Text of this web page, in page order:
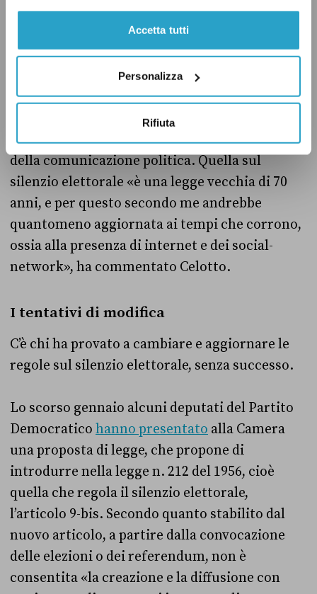
Accetta tutti
Personalizza
Rifiuta
durante il silenzio elettorale, esortando gli
elettori a tracciare «una croce sul simbolo del
Terzo polo».
Le regole sul silenzio elettorale sono generiche
e datate soprattutto perché non menzionano i
social network, dove si concentra buona parte
della comunicazione politica. Quella sul
silenzio elettorale «è una legge vecchia di 70
anni, e per questo secondo me andrebbe
quantomeno aggiornata ai tempi che corrono,
ossia alla presenza di internet e dei social-
network», ha commentato Celotto.
I tentativi di modifica
C’è chi ha provato a cambiare e aggiornare le
regole sul silenzio elettorale, senza successo.
Lo scorso gennaio alcuni deputati del Partito
Democratico hanno presentato alla Camera
una proposta di legge, che propone di
introdurre nella legge n. 212 del 1956, cioè
quella che regola il silenzio elettorale,
l’articolo 9-bis. Secondo quanto stabilito dal
nuovo articolo, a partire dalla convocazione
delle elezioni o dei referendum, non è
consentita «la creazione e la diffusione con